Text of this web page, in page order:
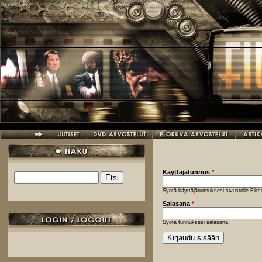
Hyppää pääsisältöön
Hakulomake
Käyttäjätunnus *
Syötä käyttäjätunnuksesi sivustolle
Salasana *
Syötä tunnuksesi salasana.